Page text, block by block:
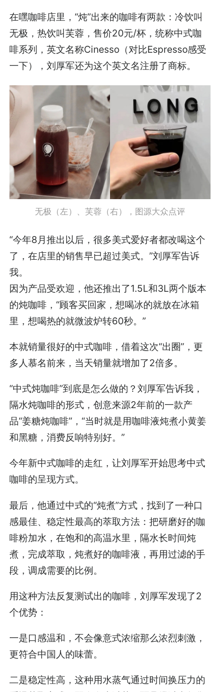
在嘿咖啡店里，“炖”出来的咖啡有两款：冷饮叫
无极，热饮叫芙蓉，售价20元/杯，统称中式咖
啡系列，英文名称Cinesso（对比Espresso感受
一下），刘厚军还为这个英文名注册了商标。
无极（左）、芙蓉（右），图源大众点评
“今年8月推出以后，很多美式爱好者都改喝这个
了，在店里的销售早已超过美式。”刘厚军告诉
我。
因为产品受欢迎，他还推出了1.5L和3L两个版本
的炖咖啡，“顾客买回家，想喝冰的就放在冰箱
里，想喝热的就微波炉转60秒。”
本就销量很好的中式咖啡，借着这次“出圈”，更
多人慕名前来，当天销量就增加了2倍多。
“中式炖咖啡”到底是怎么做的？刘厚军告诉我，
隔水炖咖啡的形式，创意来源2年前的一款产
品“姜糖炖咖啡”，“当时就是用咖啡液炖煮小黄姜
和黑糖，消费反响特别好。”
今年新中式咖啡的走红，让刘厚军开始思考中式
咖啡的呈现方式。
最后，他通过中式的“炖煮”方式，找到了一种口
感最佳、稳定性最高的萃取方法：把研磨好的咖
啡粉加水，在饱和的高温水里，隔水长时间炖
煮，完成萃取，炖煮好的咖啡液，再用过滤的手
段，调成需要的比例。
用这种方法反复测试出的咖啡，刘厚军发现了2
个优势：
一是口感温和，不会像意式浓缩那么浓烈刺激，
更符合中国人的味蕾。
二是稳定性高，这种用水蒸气通过时间换压力的